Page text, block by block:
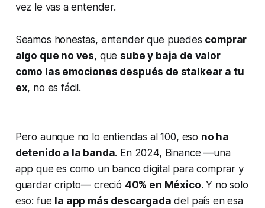
vez le vas a entender.
Seamos honestas, entender que puedes comprar
algo que no ves, que sube y baja de valor
como las emociones después de stalkear a tu
ex, no es fácil.
Pero aunque no lo entiendas al 100, eso no ha
detenido a la banda. En 2024, Binance —una
app que es como un banco digital para comprar y
guardar cripto— creció 40% en México. Y no solo
eso: fue la app más descargada del país en esa